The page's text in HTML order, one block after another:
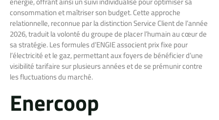
consommation et maîtriser son budget. Cette approche
relationnelle, reconnue par la distinction Service Client de l’année
2026, traduit la volonté du groupe de placer l’humain au cœur de
sa stratégie. Les formules d’ENGIE associent prix fixe pour
l’électricité et le gaz, permettant aux foyers de bénéficier d’une
visibilité tarifaire sur plusieurs années et de se prémunir contre
les fluctuations du marché.
Enercoop